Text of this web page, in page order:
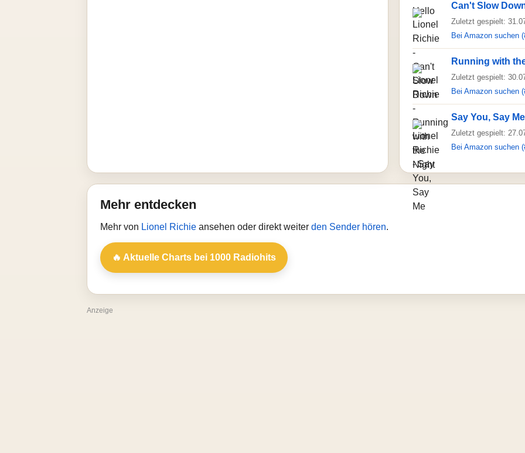
Can't Slow
Zuletzt gespielt:
Bei Amazon suchen
Running with
Zuletzt gespielt:
Bei Amazon suchen
Say You, Say Me
Zuletzt gespielt:
Bei Amazon suchen
Mehr entdecken
Mehr von Lionel Richie ansehen oder direkt weiter den Sender hören.
🔥 Aktuelle Charts bei 1000 Radiohits
Anzeige